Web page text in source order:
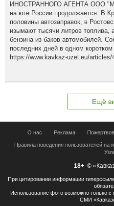
ИНОСТРАННОГО АГЕНТА ООО
на юге России продолжается. В
половины автозаправок, в
изымают тысячи литров топлива,
бензина из баков автомобилей.
последних дней в одном
https://www.kavkaz-uzel.eu/articles/
Ещё
О нас Реклама
Правила поведения пользователей на
18+ ©
При цитировании информации
Использование фото возможно только с
СМИ